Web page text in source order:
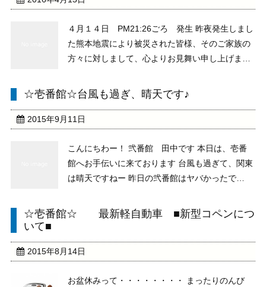
４月１４日 PM21:26ごろ 発生 昨夜発生しまし
た熊本地震により被災された皆様、そのご家族の
方々に対しまして、心よりお見舞い申し上げま
す。 一刻も早い復旧を願っております。 －－－
－－－－－－－－－－－－－－－－－－－－－－
－－－－－ ...
☆壱番館☆台風も過ぎ、晴天です♪
2015年9月11日
こんにちわー！ 弐番館 田中です 本日は、壱番
館へお手伝いに来ております 台風も過ぎて、関東
は晴天ですねー 昨日の弐番館はヤバかったで
びしょびしょでした 自然は怖い・・・・の一言で
☆壱番館☆ 最新軽自動車 ■新型コペンにつ
いて■
2015年8月14日
お盆休みって・・・・・・・・ まったりのんび